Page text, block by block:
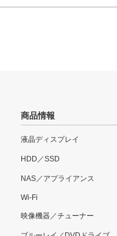
商品情報
液晶ディスプレイ
HDD／SSD
NAS／アプライアンス
Wi-Fi
映像機器／チューナー